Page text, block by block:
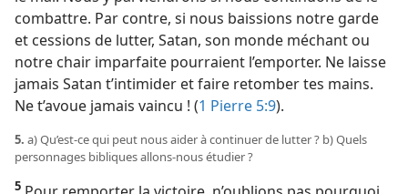
combattre. Par contre, si nous baissions notre garde
et cessions de lutter, Satan, son monde méchant ou
notre chair imparfaite pourraient l’emporter. Ne laisse
jamais Satan t’intimider et faire retomber tes mains.
Ne t’avoue jamais vaincu ! (1 Pierre 5:9).
5. a) Qu’est-​ce qui peut nous aider à continuer de lutter ? b) Quels
personnages bibliques allons-​nous étudier ?
5